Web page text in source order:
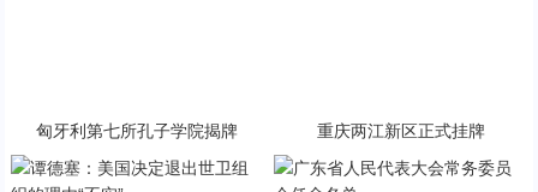
匈牙利第七所孔子学院揭牌 重庆两江新区正式挂牌